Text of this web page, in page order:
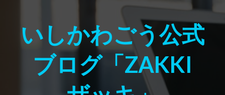
contentいしかわごう公式
ブログ「ZAKKI